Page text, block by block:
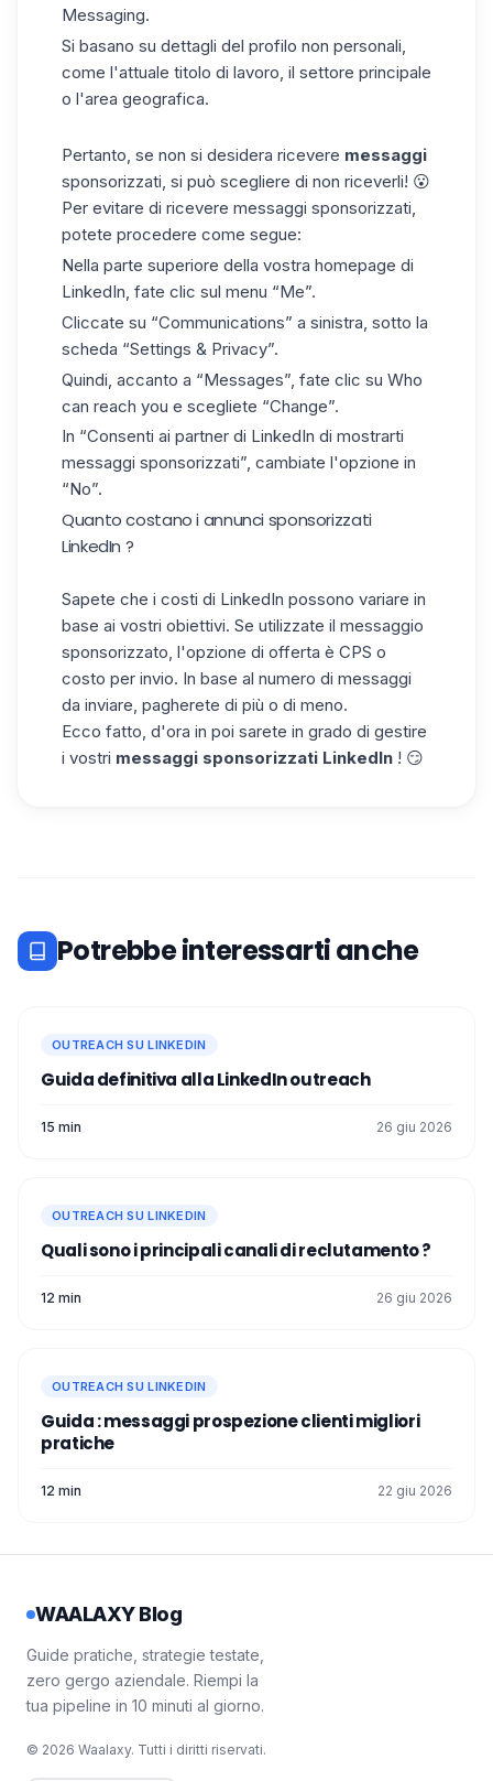
Messaging.
Si basano su dettagli del profilo non personali,
come l'attuale titolo di lavoro , il settore principale
o l'area geografica.
Pertanto, se non si desidera ricevere messaggi
sponsorizzati, si può scegliere di non riceverli! 😮
Per evitare di ricevere messaggi sponsorizzati,
potete procedere come segue:
Nella parte superiore della vostra homepage di
LinkedIn, fate clic sul menu “Me”.
Cliccate su “Communications” a sinistra, sotto la
scheda “Settings & Privacy”.
Quindi, accanto a “Messages”, fate clic su Who
can reach you e scegliete “Change”.
In “Consenti ai partner di LinkedIn di mostrarti
messaggi sponsorizzati”, cambiate l'opzione in
“No”.
Quanto costano i annunci sponsorizzati
LinkedIn​ ?
Sapete che i costi di LinkedIn possono variare in
base ai vostri obiettivi. Se utilizzate il messaggio
sponsorizzato, l'opzione di offerta è CPS o
costo per invio. In base al numero di messaggi
da inviare, pagherete di più o di meno.
Ecco fatto, d'ora in poi sarete in grado di gestire
i vostri messaggi sponsorizzati LinkedIn​ ! 😏
Potrebbe interessarti anche
OUTREACH SU LINKEDIN
Guida definitiva alla LinkedIn outreach
15 min 26 giu 2026
OUTREACH SU LINKEDIN
Quali sono i principali canali di reclutamento ?
12 min 26 giu 2026
OUTREACH SU LINKEDIN
Guida : messaggi prospezione clienti migliori
pratiche
12 min 22 giu 2026
WAALAXY Blog
Guide pratiche, strategie testate,
zero gergo aziendale. Riempi la
tua pipeline in 10 minuti al giorno.
© 2026 Waalaxy. Tutti i diritti riservati.